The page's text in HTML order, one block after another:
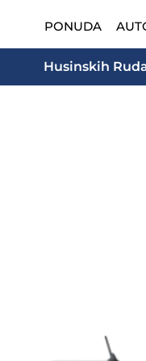
PONUDA
Husinskih